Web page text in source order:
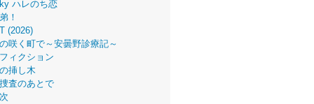
ハレのち恋
！
(2026)
咲く町で～安曇野診療記～
ィクション
挿し木
査のあとで